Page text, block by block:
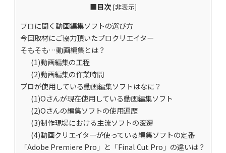
■目次 [非表示]
プロに聞く動画編集ソフトの選び方
今回取材にご協力頂いたプロクリエイター
そもそも…動画編集とは？
(1)動画編集の工程
(2)動画編集の作業時間
プロが使用している動画編集ソフトはなに？
(1)Oさんが現在使用している動画編集ソフト
(2)Oさんの編集ソフトの使用遍歴
(3)制作現場における主流ソフトの変遷
(4)動画クリエイターが使っている編集ソフトの定番
「Adobe Premiere Pro」と「Final Cut Pro」の違いは？